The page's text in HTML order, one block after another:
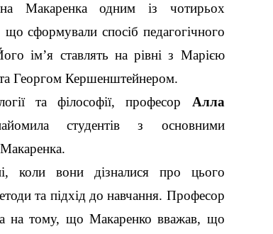
Макаренка одним із чотирьох
що сформували спосіб педагогічного
ім’я ставлять на рівні з Марією
Георгом Кершенштейнером.
та філософії, професор Алла
студентів з основними
коли вони дізналися про цього
та підхід до навчання. Професор
на тому, що Макаренко вважав, що